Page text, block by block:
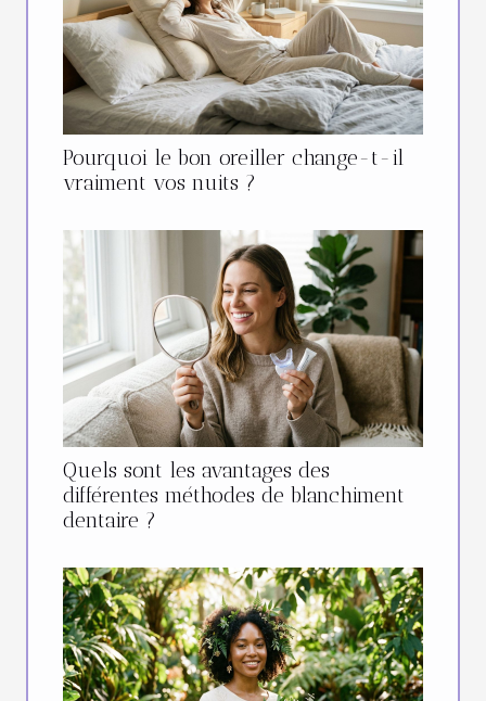
Pourquoi le bon oreiller change-t-il
vraiment vos nuits ?
Quels sont les avantages des
différentes méthodes de blanchiment
dentaire ?